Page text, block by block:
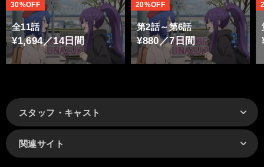
全11話
¥1,694／14日間
30%OFF
第2話～第6話
¥880／7日間
20%OFF
スタッフ・キャスト
関連サイト